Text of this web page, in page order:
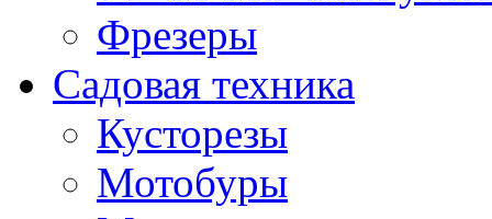
Фрезеры
Садовая техника
Кусторезы
Мотобуры